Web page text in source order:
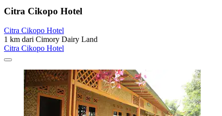
Citra Cikopo Hotel
Citra Cikopo Hotel
1 km dari Cimory Dairy Land
Citra Cikopo Hotel